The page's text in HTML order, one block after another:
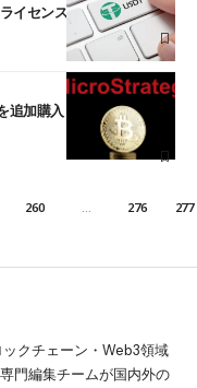
イセンス取得
加購入｜合計保有量45万
260 276 277
クチェーン・Web3領域
門編集チームが国内外の